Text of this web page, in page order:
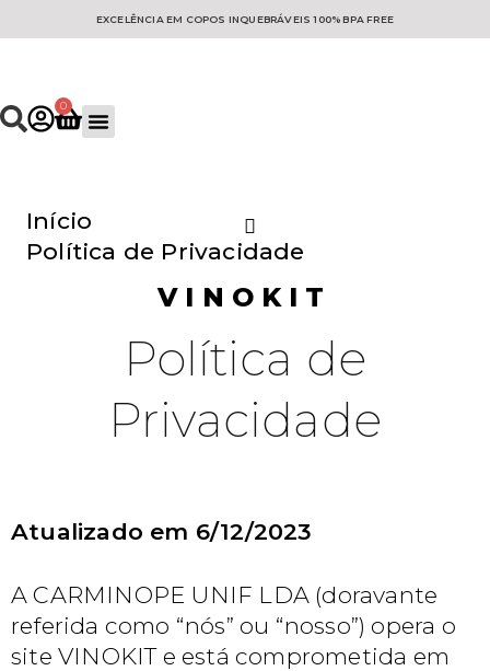
EXCELÊNCIA EM COPOS INQUEBRÁVEIS 100% BPA FREE
0
Início
Política de Privacidade
VINOKIT
Política de
Privacidade
Atualizado em 6/12/2023
A CARMINOPE UNIF LDA (doravante
referida como “nós” ou “nosso”) opera o
site VINOKIT e está comprometida em